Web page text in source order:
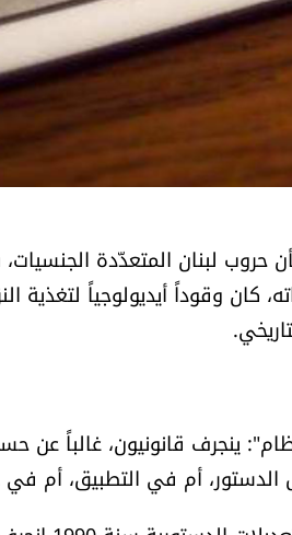
كان وقوداً أيديولوجياً
ينجرف قانونيون، غالباً
أم في التطبيق، أم